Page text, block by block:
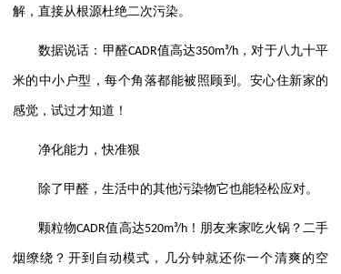
解，直接从根源杜绝二次污染。
数据说话：甲醛CADR值高达350m³/h，对于八九十平
米的中小户型，每个角落都能被照顾到。安心住新家的
感觉，试过才知道！
净化能力，快准狠
除了甲醛，生活中的其他污染物它也能轻松应对。
颗粒物CADR值高达520m³/h！朋友来家吃火锅？二手
烟缭绕？开到自动模式，几分钟就还你一个清爽的空